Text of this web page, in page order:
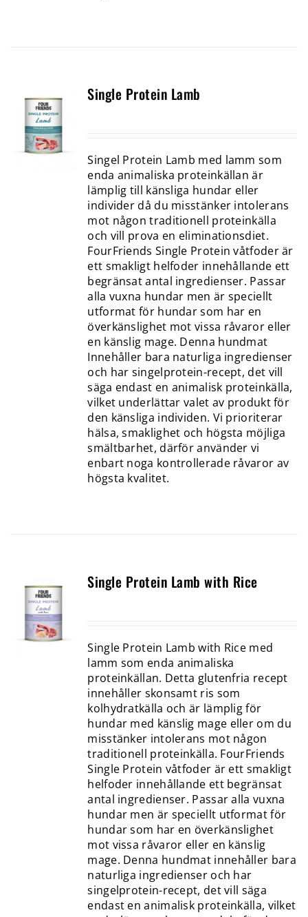
Single Protein Lamb
Singel Protein Lamb med lamm som
enda animaliska proteinkällan är
lämplig till känsliga hundar eller
individer då du misstänker intolerans
mot någon traditionell proteinkälla
och vill prova en eliminationsdiet.
FourFriends Single Protein våtfoder är
ett smakligt helfoder innehållande ett
begränsat antal ingredienser. Passar
alla vuxna hundar men är speciellt
utformat för hundar som har en
överkänslighet mot vissa råvaror eller
en känslig mage. Denna hundmat
Innehåller bara naturliga ingredienser
och har singelprotein-recept, det vill
säga endast en animalisk proteinkälla,
vilket underlättar valet av produkt för
den känsliga individen. Vi prioriterar
hälsa, smaklighet och högsta möjliga
smältbarhet, därför använder vi
enbart noga kontrollerade råvaror av
högsta kvalitet.
Single Protein Lamb with Rice
Single Protein Lamb with Rice med
lamm som enda animaliska
proteinkällan. Detta glutenfria recept
innehåller skonsamt ris som
kolhydratkälla och är lämplig för
hundar med känslig mage eller om du
misstänker intolerans mot någon
traditionell proteinkälla. FourFriends
Single Protein våtfoder är ett smakligt
helfoder innehållande ett begränsat
antal ingredienser. Passar alla vuxna
hundar men är speciellt utformat för
hundar som har en överkänslighet
mot vissa råvaror eller en känslig
mage. Denna hundmat innehåller bara
naturliga ingredienser och har
singelprotein-recept, det vill säga
endast en animalisk proteinkälla, vilket